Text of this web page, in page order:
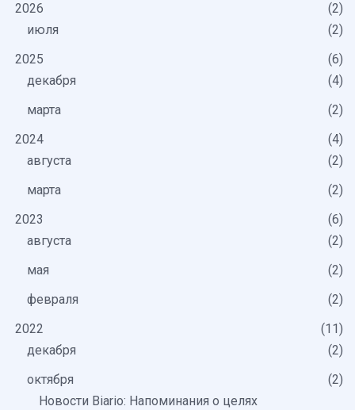
2026
2
июля
2
2025
6
декабря
4
марта
2
2024
4
августа
2
марта
2
2023
6
августа
2
мая
2
февраля
2
2022
11
декабря
2
октября
2
Новости Biario: Напоминания о целях